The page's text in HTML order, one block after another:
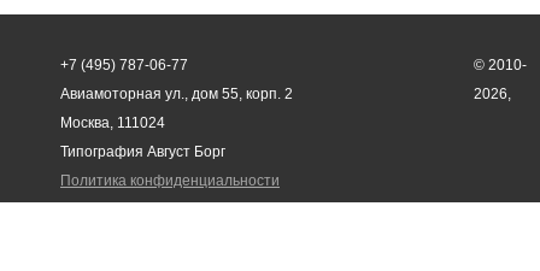
+7 (495) 787-06-77
Авиамоторная ул., дом 55, корп. 2
Москва, 111024
© 2010-
2026,
Типография Август Борг
Политика конфиденциальности